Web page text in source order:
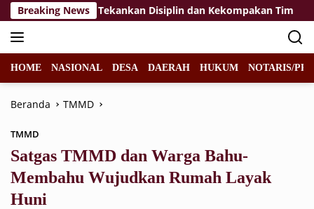
Langsung
ke
konten
Breaking News
2026, Tekankan Disiplin dan Kekompakan Tim
HOME NASIONAL DESA DAERAH HUKUM NOTARIS/
Beranda TMMD
TMMD
Satgas TMMD dan Warga Bahu-
Membahu Wujudkan Rumah Layak
Huni